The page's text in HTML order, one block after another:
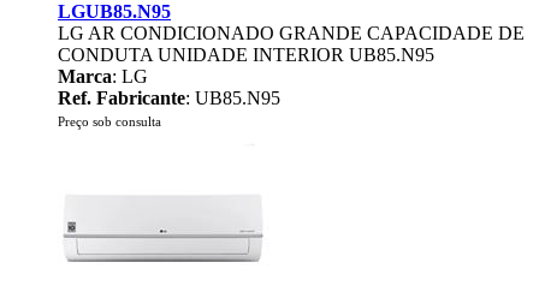
LGUB85.N95
LG AR CONDICIONADO GRANDE CAPACIDADE DE
CONDUTA UNIDADE INTERIOR UB85.N95
Marca: LG
Ref. Fabricante: UB85.N95
Preço sob consulta